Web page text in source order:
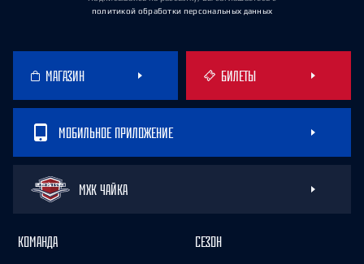
политикой обработки персональных данных
МАГАЗИН БИЛЕТЫ
МОБИЛЬНОЕ ПРИЛОЖЕНИЕ
МХК ЧАЙКА
КОМАНДА СЕЗОН